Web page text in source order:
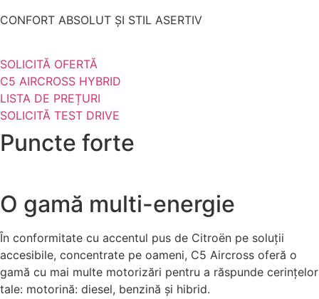
CONFORT ABSOLUT ȘI STIL ASERTIV
SOLICITĂ OFERTĂ
C5 AIRCROSS HYBRID
LISTA DE PREȚURI
SOLICITĂ TEST DRIVE
Puncte forte
O gamă multi-energie
În conformitate cu accentul pus de Citroën pe soluții
accesibile, concentrate pe oameni, C5 Aircross oferă o
gamă cu mai multe motorizări pentru a răspunde cerințelor
tale: motorină: diesel, benzină și hibrid.